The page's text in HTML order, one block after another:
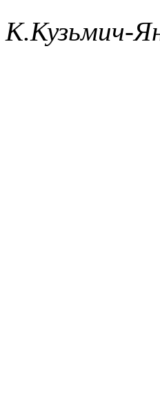
К.Кузьмич-